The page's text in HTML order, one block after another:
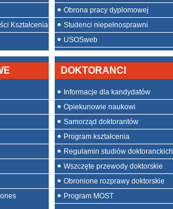
Kształcenia
Obrona pracy dyplomowej
Studenci niepełnosprawni
USOSweb
DOKTORANCI
Informacje dla kandydatów
Opiekunowie naukowi
Samorząd doktorantów
Program kształcenia
Regulamin studiów doktoranckich
Wszczęte przewody doktorskie
Obronione rozprawy doktorskie
Program MOST